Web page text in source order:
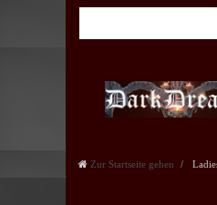
Zur Startseite gehen